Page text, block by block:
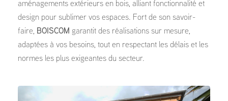
aménagements extérieurs en bois, alliant fonctionnalité et
design pour sublimer vos espaces. Fort de son savoir-
faire, BOISCOM garantit des réalisations sur mesure,
adaptées à vos besoins, tout en respectant les délais et les
normes les plus exigeantes du secteur.